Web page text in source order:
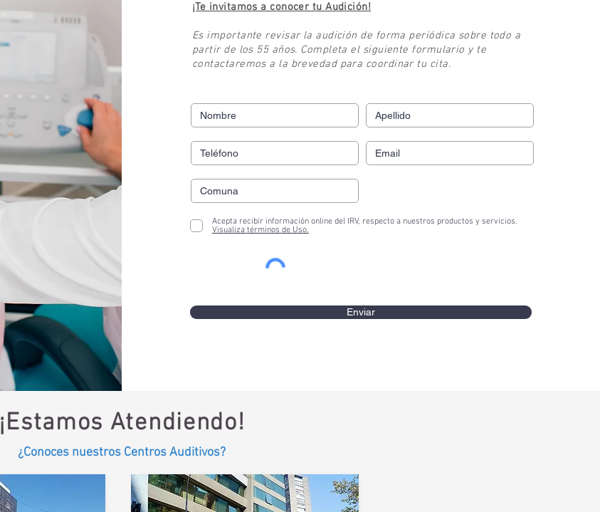
¡Te invitamos a conocer tu Audición!
Es importante revisar la audición de forma periódica sobre todo a
partir de los 55 años. Completa el siguiente formulario y te
contactaremos a la brevedad para coordinar tu cita.
Acepta recibir información online del IRV, respecto a nuestros productos y servicios.
Visualiza términos de Uso.
Enviar
¡Estamos Atendiendo!
¿Conoces nuestros Centros Auditivos?